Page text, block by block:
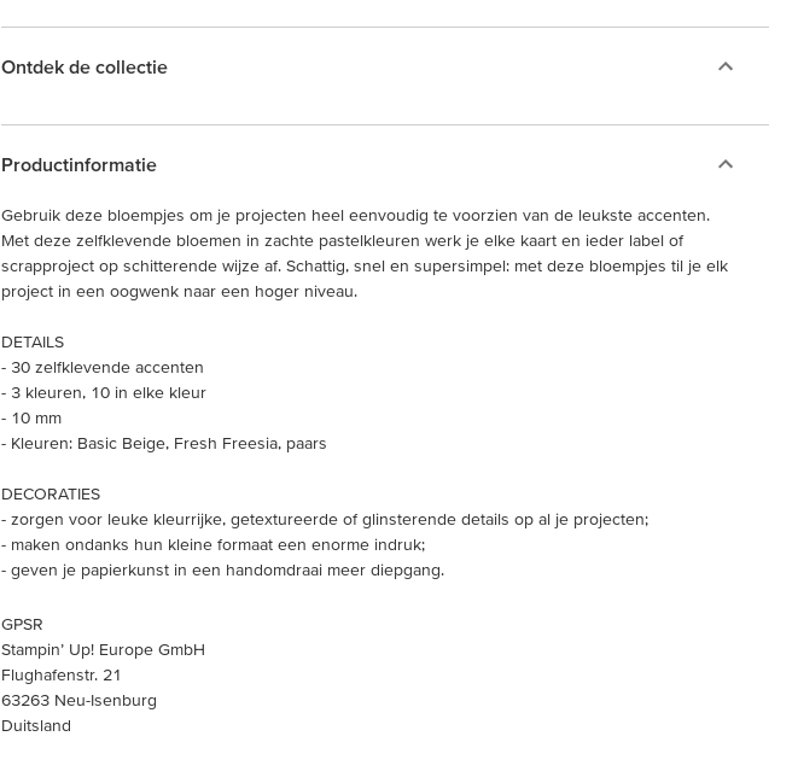
Ontdek de collectie
Productinformatie
Gebruik deze bloempjes om je projecten heel eenvoudig te voorzien van de leukste accenten.
Met deze zelfklevende bloemen in zachte pastelkleuren werk je elke kaart en ieder label of
scrapproject op schitterende wijze af. Schattig, snel en supersimpel: met deze bloempjes til je elk
project in een oogwenk naar een hoger niveau.
DETAILS
- 30 zelfklevende accenten
- 3 kleuren, 10 in elke kleur
- 10 mm
- Kleuren: Basic Beige, Fresh Freesia, paars
DECORATIES
- zorgen voor leuke kleurrijke, getextureerde of glinsterende details op al je projecten;
- maken ondanks hun kleine formaat een enorme indruk;
- geven je papierkunst in een handomdraai meer diepgang.
GPSR
Stampin’ Up! Europe GmbH
Flughafenstr. 21
63263 Neu-Isenburg
Duitsland